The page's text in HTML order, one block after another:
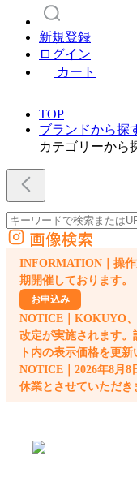
新規登録
ログイン
カート
TOP
ブランドから探
カテゴリーから
外部サイトの商品をカートに
他のサイトで見つけた商品ページ
画像検索
INFORMATION｜操
期開催しております。
お申込み
NOTICE｜KOKUYO
改定が実施されます
ト内の表示価格を更
NOTICE｜2026年8月8
休業とさせていただき